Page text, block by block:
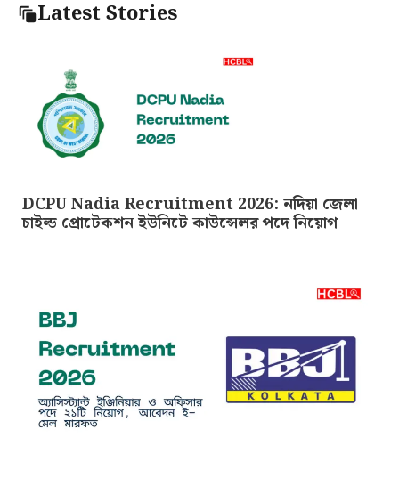
Latest Stories
DCPU Nadia Recruitment 2026: নদিয়া জেলা
চাইল্ড প্রোটেকশন ইউনিটে কাউন্সেলর পদে নিয়োগ